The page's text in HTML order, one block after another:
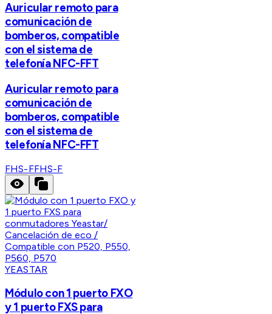
Auricular remoto para
comunicación de
bomberos, compatible
con el sistema de
telefonía NFC-FFT
Auricular remoto para
comunicación de
bomberos, compatible
con el sistema de
telefonía NFC-FFT
FHS-FFHS-F
YEASTAR
Módulo con 1 puerto FXO
y 1 puerto FXS para